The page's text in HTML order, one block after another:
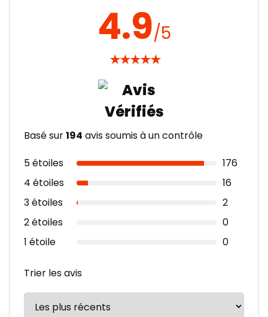
4.9/5
★★★★★
Basé sur194 avis soumis à un contrôle
5 étoiles
176
4 étoiles
16
3 étoiles
2
2 étoiles
0
1 étoile
0
Trier les avis